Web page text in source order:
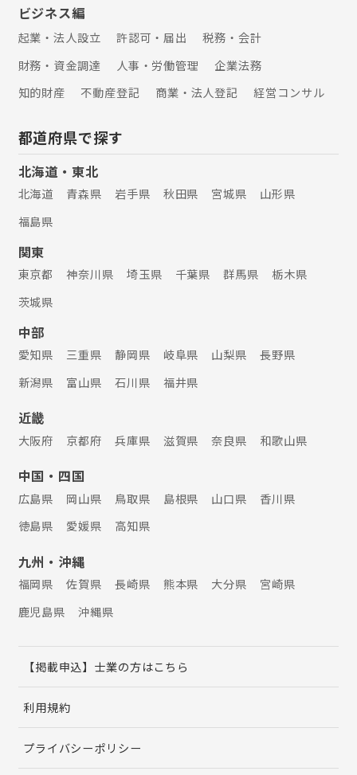
ビジネス編
起業・法人設立 許認可・届出
税務・会計
財務・資金調達
人事・労働管理
企業法務
知的財産
不動産登記 商業・法人登記 経営コンサル
都道府県で探す
北海道・東北
北海道 青森県 岩手県 秋田県 宮城県
山形県
福島県
関東
東京都 神奈川県 埼玉県 千葉県 群馬県
栃木県
茨城県
中部
愛知県 三重県 静岡県 岐阜県 山梨県
長野県
新潟県
富山県 石川県 福井県
近畿
大阪府 京都府 兵庫県 滋賀県 奈良県 和歌山県
中国・四国
広島県 岡山県 鳥取県 島根県 山口県
香川県
徳島県
愛媛県 高知県
九州・沖縄
福岡県 佐賀県 長崎県 熊本県 大分県
宮崎県
鹿児島県
沖縄県
【掲載申込】士業の方はこちら
利用規約
プライバシーポリシー